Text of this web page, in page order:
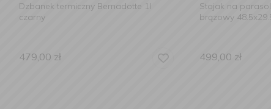
Dzbanek termiczny Bernadotte 1l
czarny
479,00 zł
Stojak na
brązowy
499,00 zł